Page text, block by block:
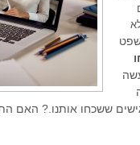
ששכחו אותנו.? האם